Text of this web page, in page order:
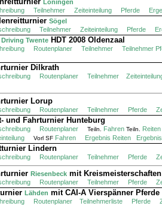
Löningen
Teilnehmer Zeiteinteilung Pferde
Sögel
Teilnehmer Zeiteinteilung Pferde
Driving Twente HDT 2008 Oldenzaal
Routenplaner Teilnehmer Teilnehmer
Dilkrath
Routenplaner Teilnehmer
Lorup
Routenplaner Teilnehmer Pferde
und Fahrturnier Hunteburg
Routenplaner Teiln. Fahren Teiln. Reiten
Vorl SF Fahren Ergebnis Reiten
Lindern
Routenplaner Teilnehmer Pferde
Riesenbeck mit Kreismeisterschaften
Routenplaner Teilnehmer Pferde
Lähden mit CAI-A Vierspänner Pferde
Routenplaner Teilnehmerliste Pferde